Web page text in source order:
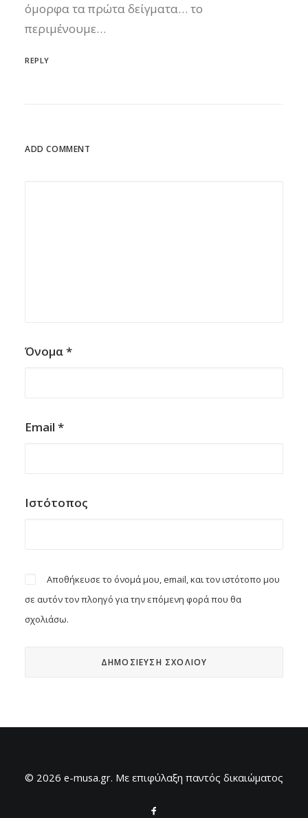
όμορφα τα πρώτα δείγματα… το
περιμένουμε…
REPLY
ADD COMMENT
Όνομα*
Email *
Ιστότοπος
Αποθήκευσε το όνομά μου, email, και τον ιστότοπο μου
σε αυτόν τον πλοηγό για την επόμενη φορά που θα
σχολιάσω.
© 2026 e-musa.gr. Mε επιφύλαξη παντός δικαιώματος